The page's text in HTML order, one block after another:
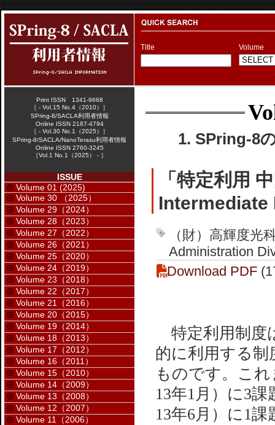
Title Volume
1. SPring-8
「特定利用
（財）高輝度
Administration
Download PDF
特定利用制度
的に利用する制
ものです。これ
13年1月）に3
13年6月）に1
Print ISSN 1341-9668
［ - Vol.15 No.4（2010）］
SPring-8/SACLA利用者情報
Online ISSN 2187-4794
［ - Vol.30 No.1（2025）］
SPring-8/SACLA/NanoTerasu利用者情報
Online ISSN 2760-3245
［Vol.1 No.1（2025） - ］
ISSUE
Volume 01 (2025)
Volume 30 （2025）
Volume 29（2024）
Volume 28（2023）
Volume 27（2022）
Volume 26（2021）
Volume 25（2020）
Volume 24（2019）
Volume 23（2018）
Volume 22（2017）
Volume 21（2016）
Volume 20（2015）
Volume 19（2014）
Volume 18（2013）
Volume 17（2012）
Volume 16（2011）
Volume 15（2010）
Volume 14（2009）
Volume 13（2008）
Volume 12（2007）
Volume 11（2006）